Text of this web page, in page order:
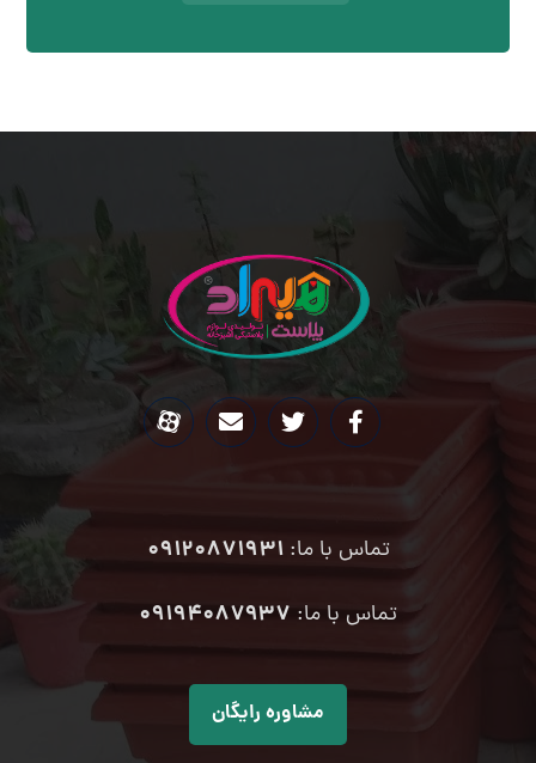
تماس با ما:09120871931
تماس با ما: ۰۹۱۹۴۰۸۷۹۳۷
مشاوره رایگان